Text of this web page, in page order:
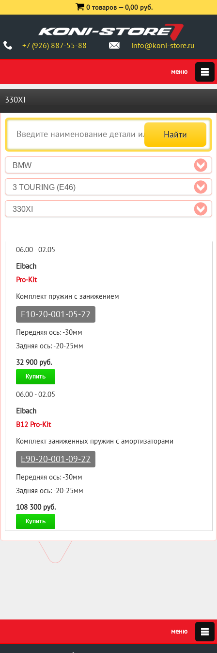
+7 (926) 887-55-88 info@koni-store.ru
0 товаров —0,00 руб.
330XI
BMW
3 TOURING (E46)
330XI
06.00 - 02.05
Eibach
Pro-Kit
Комплект пружин с занижением
E10-20-001-05-22
Передняя ось: -30мм
Задняя ось: -20-25мм
32 900 руб.
Купить
06.00 - 02.05
Eibach
B12 Pro-Kit
Комплект заниженных пружин с амортизаторами
E90-20-001-09-22
Передняя ось: -30мм
Задняя ось: -20-25мм
108 300 руб.
Купить